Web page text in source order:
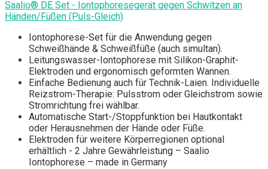
Saalio® DE Set - Iontophoresegerät gegen Schwitzen an
Händen/Füßen (Puls-Gleich)
Iontophorese-Set für die Anwendung gegen
Schweißhände & Schweißfüße (auch simultan).
Leitungswasser-Iontophorese mit Silikon-Graphit-
Elektroden und ergonomisch geformten Wannen.
Einfache Bedienung auch für Technik-Laien. Individuelle
Reizstrom-Therapie: Pulsstrom oder Gleichstrom sowie
Stromrichtung frei wählbar.
Automatische Start-/Stoppfunktion bei Hautkontakt
oder Herausnehmen der Hände oder Füße.
Elektroden für weitere Körperregionen optional
erhältlich - 2 Jahre Gewährleistung – Saalio
Iontophorese – made in Germany